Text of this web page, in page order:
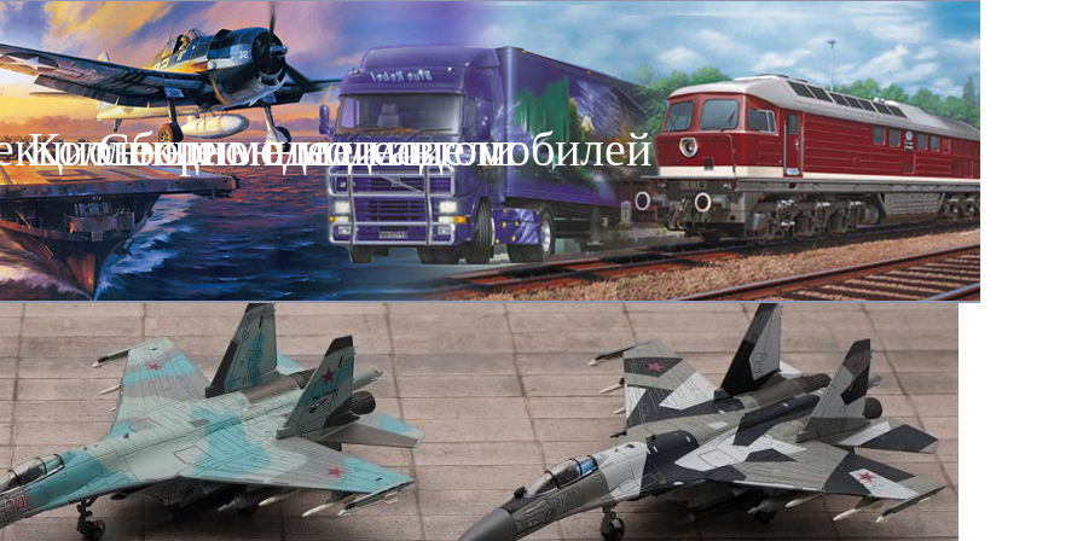
Сборные модели
модели автомобилей
Коллекционные модели